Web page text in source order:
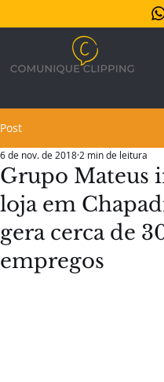
Post
Grupo Mateus
loja em
gera cerca de
empregos
6 de nov. de 2018 2 min de leitura